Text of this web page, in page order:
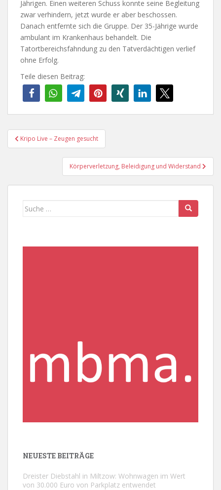
Jährigen. Einen weiteren Schuss konnte seine Begleitung
zwar verhindern, jetzt wurde er aber beschossen.
Danach entfernte sich die Gruppe. Der 35-Jährige wurde
ambulant im Krankenhaus behandelt. Die
Tatortbereichsfahndung zu den Tatverdächtigen verlief
ohne Erfolg.
Teile diesen Beitrag:
Beitragsnavigation
Kripo Live – Zeugen gesucht
Körperverletzung, Beleidigung und Widerstand
Suche
NEUESTE BEITRÄGE
Dreister Diebstahl in Miltzow: Wohnwagen im Wert
von 30.000 Euro von Parkplatz entwendet